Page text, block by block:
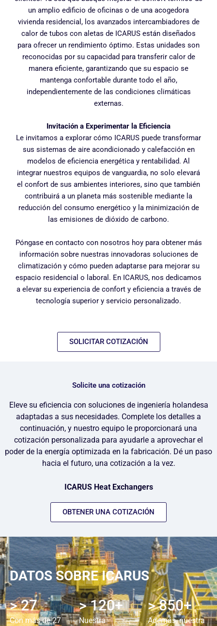
un amplio edificio de oficinas o de una acogedora
vivienda residencial, los avanzados intercambiadores de
calor de tubos con aletas de ICARUS están diseñados
para ofrecer un rendimiento óptimo. Estas unidades son
reconocidas por su capacidad para transferir calor de
manera eficiente, garantizando que su espacio se
mantenga confortable durante todo el año,
independientemente de las condiciones climáticas
externas.
Invitación a Experimentar la Eficiencia
Le invitamos a explorar cómo ICARUS puede transformar
sus sistemas de aire acondicionado y calefacción en
modelos de eficiencia energética y rentabilidad. Al
integrar nuestros equipos de vanguardia, no solo elevará
el confort de sus ambientes interiores, sino que también
contribuirá a un planeta más sostenible mediante la
reducción del consumo energético y la minimización de
las emisiones de dióxido de carbono.
Póngase en contacto con nosotros hoy para obtener más
información sobre nuestras innovadoras soluciones de
climatización y cómo pueden adaptarse para mejorar su
espacio residencial o laboral. En ICARUS, nos dedicamos
a elevar su experiencia de confort y eficiencia a través de
tecnología superior y servicio personalizado.
SOLICITAR COTIZACIÓN
Solicite una cotización
Eleve su eficiencia con soluciones de ingeniería holandesa
adaptadas a sus necesidades. Complete los detalles a
continuación, y nuestro equipo le proporcionará una
cotización personalizada para ayudarle a aprovechar el
poder de la energía optimizada en la fabricación. Dé un paso
hacia el futuro, una cotización a la vez.
ICARUS Heat Exchangers
OBTENER UNA COTIZACIÓN
DATOS SOBRE ICARUS
> 27
Con más de 27
> 120+
Nuestra
> 850+
Además, nuestra